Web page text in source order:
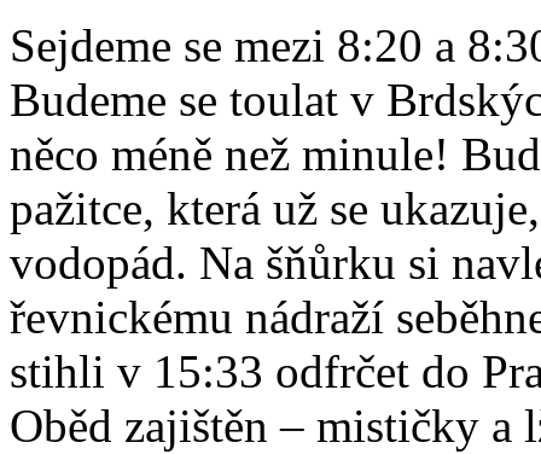
Sejdeme se mezi 8:20 a
Budeme se toulat v
něco méně než minule!
pažitce, která už se
vodopád. Na šňůrku si
řevnickému nádraží
stihli v 15:33 odfrčet do
Oběd zajištěn – mističky a